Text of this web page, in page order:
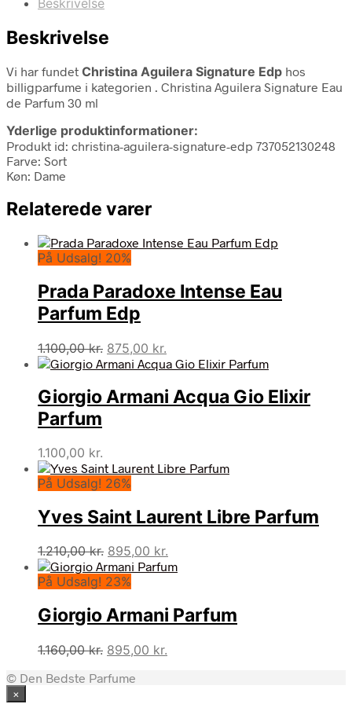
Beskrivelse
Beskrivelse
Vi har fundet Christina Aguilera Signature Edp hos
billigparfume i kategorien . Christina Aguilera Signature Eau
de Parfum 30 ml
Yderlige produktinformationer:
Produkt id: christina-aguilera-signature-edp 737052130248
Farve: Sort
Køn: Dame
Relaterede varer
På Udsalg! 20%
Prada Paradoxe Intense Eau
Parfum Edp
1.100,00kr. Den
oprindelige
var:
1.100,00 kr..
875,00 kr.
aktuelle
er:
875,00 kr..
Giorgio Armani Acqua Gio Elixir
Parfum
1.100,00 kr.
På Udsalg! 26%
Yves Saint Laurent Libre Parfum
1.210,00kr. Den
oprindelige
pris
1.210,00 kr..
895,00 kr.
aktuelle
895,00 kr..
På Udsalg! 23%
Giorgio Armani Parfum
1.160,00kr. Den
pris
895,00 kr.
© Den Bedste Parfume
×